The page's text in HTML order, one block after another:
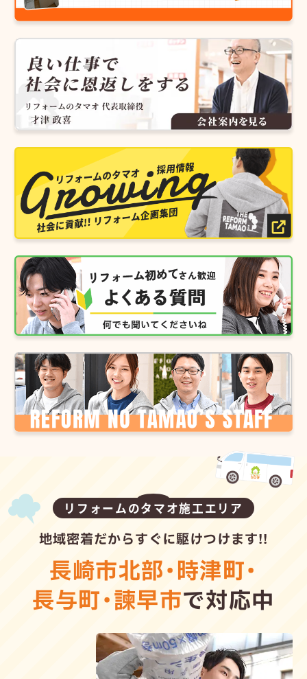
リフォームのタマオ施工エリア
地域密着だからすぐに駆けつけます!!
長崎市北部・時津町・
長与町・諫早市で対応中